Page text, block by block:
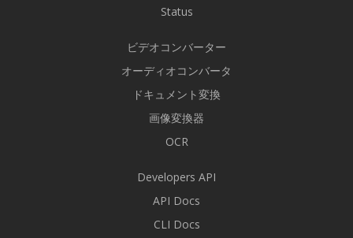
Status
ビデオコンバーター
オーディオコンバータ
ドキュメント変換
画像変換器
OCR
Developers API
API Docs
CLI Docs